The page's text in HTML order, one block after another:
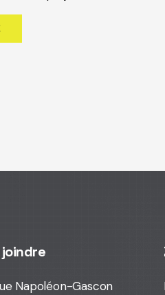
joindre
Napoléon-Gascon